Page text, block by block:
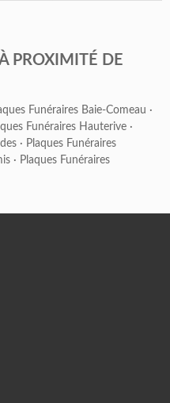
PROXIMITÉ DE
Funéraires Baie-Comeau ·
Funéraires Hauterive ·
· Plaques Funéraires
· Plaques Funéraires